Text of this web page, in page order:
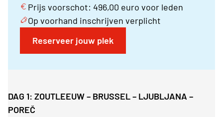
Prijs voorschot: 496,00 euro voor leden
Op voorhand inschrijven verplicht
Reserveer jouw plek
DAG 1: ZOUTLEEUW – BRUSSEL – LJUBLJANA –
POREČ